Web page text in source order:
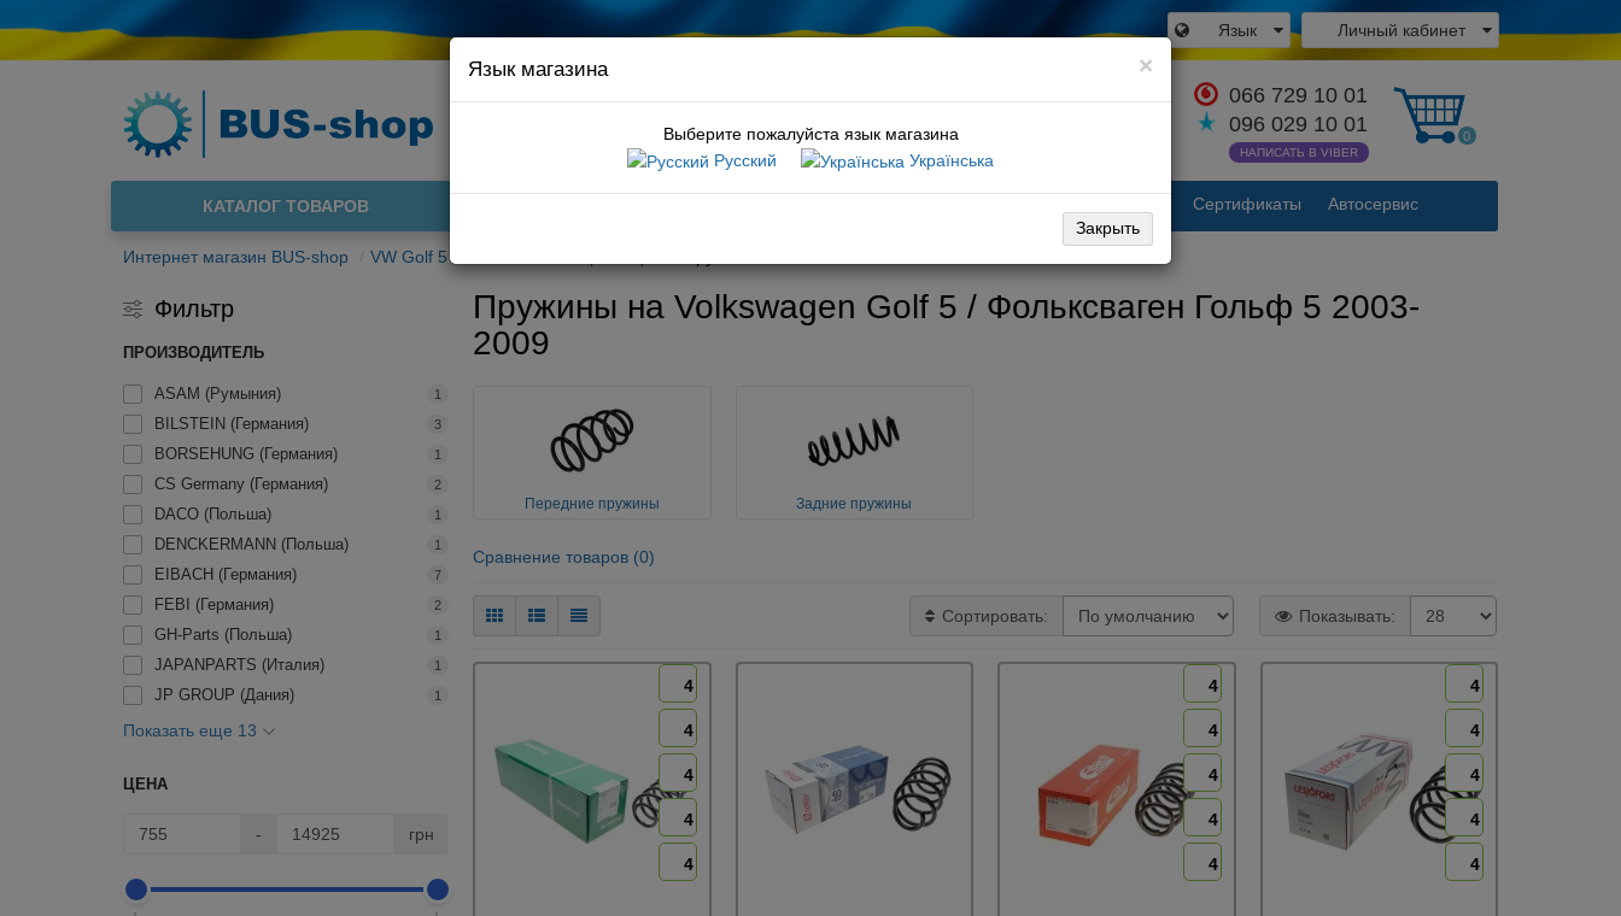
Личный кабинет
Язык
Связаться с
066 729 10 01
096 029 10 01
НАПИСАТЬ В VIBER
0
комплект грм caddy
Сертификаты Автосервис
КАТАЛОГ ТОВАРОВ
Интернет магазин BUS-shop VW Golf 5 2003-2009
Фильтр
ПРОИЗВОДИТЕЛЬ
ASAM (Румыния) 1
BILSTEIN (Германия) 3
BORSEHUNG (Германия) 1
CS Germany (Германия) 2
DACO (Польша) 1
DENCKERMANN (Польша) 1
EIBACH (Германия) 7
FEBI (Германия) 2
GH-Parts (Польша) 1
JAPANPARTS (Италия) 1
JP GROUP (Дания) 1
Показать еще 13
ЦЕНА
- грн
×
Язык магазина
Выберите пожалуйста язык магазина
Русский
Українська
Закрыть
Пружины на Volkswagen Golf 5 / Фольксваген Гольф 5 2003-
2009
Передние пружины Задние пружины
Сравнение товаров (0)
Сортировать: Показывать:
4
4
4
4
4
4
4
4
4
4
4
4
4
4
4